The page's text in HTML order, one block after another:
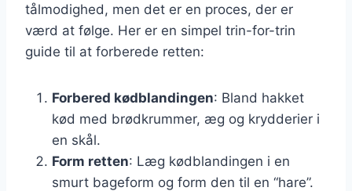
tålmodighed, men det er en proces, der er
værd at følge. Her er en simpel trin-for-trin
guide til at forberede retten:
Forbered kødblandingen: Bland hakket
kød med brødkrummer, æg og krydderier i
en skål.
Form retten: Læg kødblandingen i en
smurt bageform og form den til en “hare”.